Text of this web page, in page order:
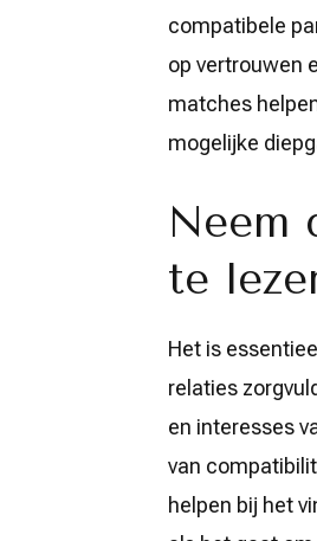
compatibele
op vertrouwen
matches
mogelijke
Neem
te
Het is
relaties
en interesses
van
helpen bij het